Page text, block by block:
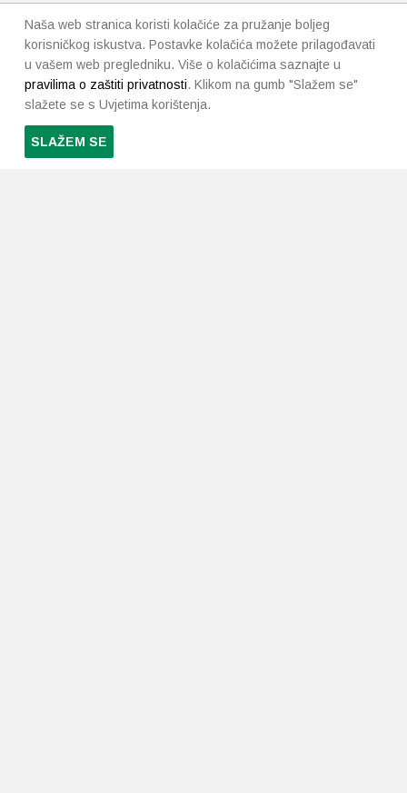
Naša web stranica koristi kolačiće za pružanje boljeg
korisničkog iskustva. Postavke kolačića možete prilagođavati
u vašem web pregledniku. Više o kolačićima saznajte u
pravilima o zaštiti privatnosti. Klikom na gumb "Slažem se"
slažete se s Uvjetima korištenja.
SLAŽEM SE